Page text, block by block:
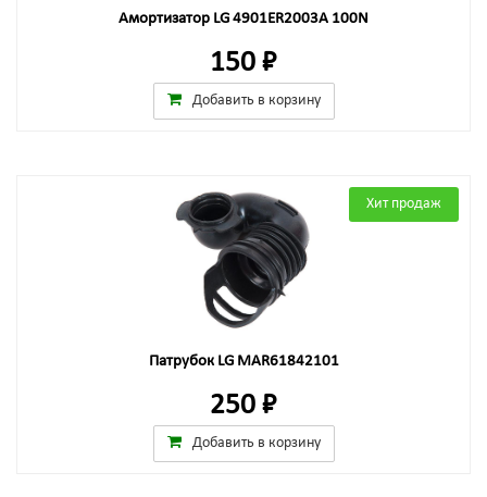
Амортизатор LG 4901ER2003A 100N
150 ₽
Добавить в корзину
Хит продаж
Патрубок LG MAR61842101
250 ₽
Добавить в корзину